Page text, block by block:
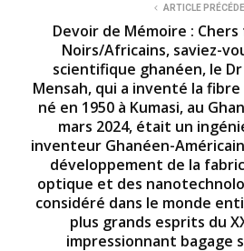
ARTICLE
Devoir de Mémoire :
Noirs/Africains, saviez-
scientifique ghanéen, le
Mensah, qui a inventé la
né en 1950 à Kumasi, au
mars 2024, était un
inventeur Ghanéen-
développement de la
optique et des
considéré dans le monde
plus grands esprits du
impressionnant bagage